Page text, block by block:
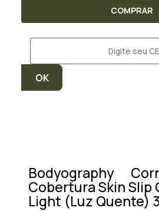
COMPRAR
Bodyography
Cobertura Skin Slip
Light (Luz Quente)